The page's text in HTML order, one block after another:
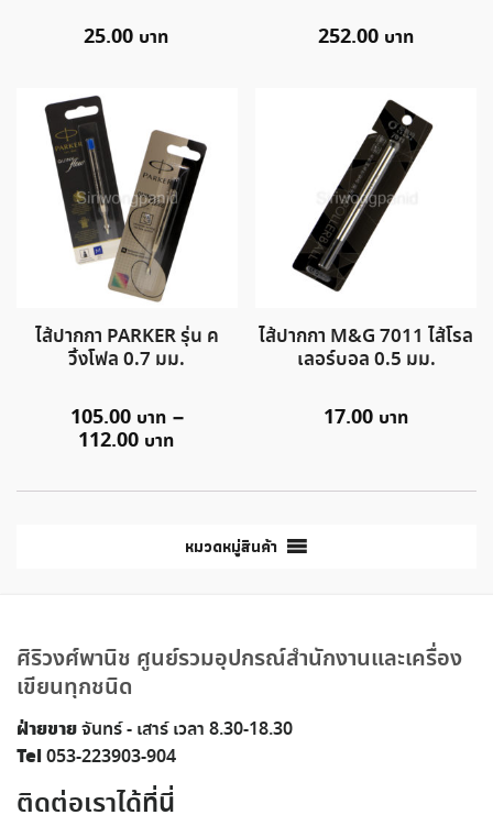
25.00 252.00
ไส้ปากกา PARKER รุ่น ค
วิ้งโฟล 0.7 มม.
105.00
–
112.00
ไส้ปากกา M&G 7011 ไส้โรล
เลอร์บอล 0.5 มม.
17.00
หมวดหมู่สินค้า
ศิริวงศ์พานิช ศูนย์รวมอุปกรณ์สำนักงานและเครื่อง
เขียนทุกชนิด
ฝ่ายขายจันทร์ - เสาร์ เวลา 8.30-18.30
Tel053-223903-904
ติดต่อเราได้ที่นี่